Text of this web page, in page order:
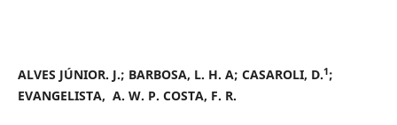
ALVES JÚNIOR. J.; BARBOSA, L. H. A; CASAROLI, D.1;
EVANGELISTA, A. W. P. COSTA, F. R.